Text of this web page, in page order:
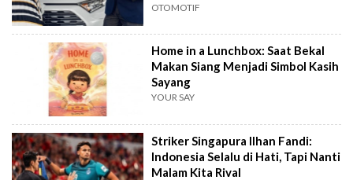
OTOMOTIF
Home in a Lunchbox: Saat Bekal
Makan Siang Menjadi Simbol Kasih
Sayang
YOUR SAY
Striker Singapura Ilhan Fandi:
Indonesia Selalu di Hati, Tapi Nanti
Malam Kita Rival